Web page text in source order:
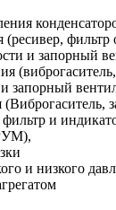
фильтр
и запорный
(виброгаситель,
запорный
и
и низкого